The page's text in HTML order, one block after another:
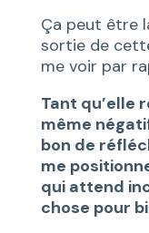
Ça peut être
sortie de
me voir par
Tant qu’elle
même
bon de
me
qui attend
chose pour